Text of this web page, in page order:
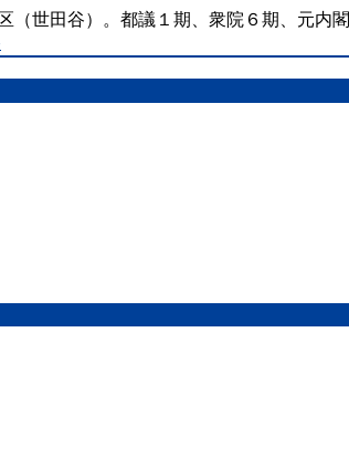
世田谷）。都議１期、衆院６期、元内